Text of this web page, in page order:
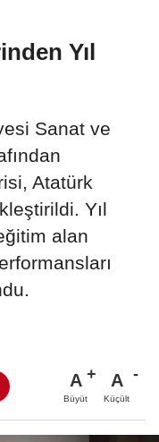
Yıl
Sanat ve
Atatürk
Yıl
alan
A
Büyüt
A
Küçült